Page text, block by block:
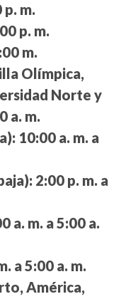
p. m.
p. m.
m.
Olímpica,
Norte y
a. m.
10:00 a. m. a
2:00 p. m. a
a. m. a 5:00 a.
a 5:00 a. m.
América,